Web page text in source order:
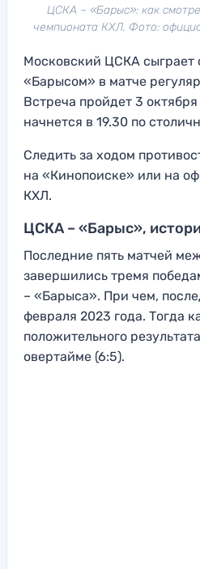
ЦСКА – «Барыс»: как
чемпионата КХЛ. Фото:
Московский ЦСКА сыграет
«Барысом» в матче
Встреча пройдет 3
начнется в 19.30 по
Следить за ходом
на «Кинопоиске» или на
КХЛ.
ЦСКА – «Барыс»,
Последние пять матчей
завершились тремя
– «Барыса». При чем,
февраля 2023 года. Тогда
положительного
овертайме (6:5).